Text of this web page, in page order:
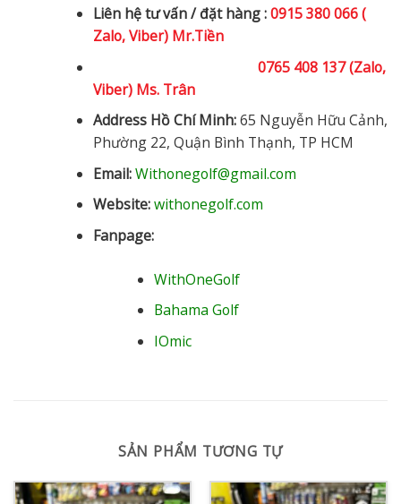
Liên hệ tư vấn / đặt hàng :0915 380 066 (
Zalo, Viber) Mr.Tiền
0765 408 137 (Zalo,
Viber) Ms. Trân
Address Hồ Chí Minh:65 Nguyễn Hữu Cảnh,
Phường 22, Quận Bình Thạnh, TP HCM
Email:Withonegolf@gmail.com
Website:withonegolf.com
Fanpage:
WithOneGolf
Bahama Golf
IOmic
SẢN PHẨM TƯƠNG TỰ